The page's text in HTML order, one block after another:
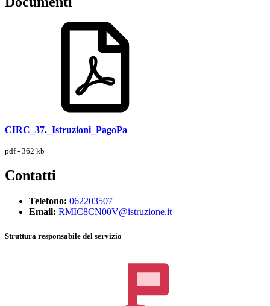
CIRC_37._Istruzioni_PagoPa
pdf - 362 kb
Contatti
Telefono: 062203507
Email: RMIC8CN00V@istruzione.it
Struttura responsabile del servizio